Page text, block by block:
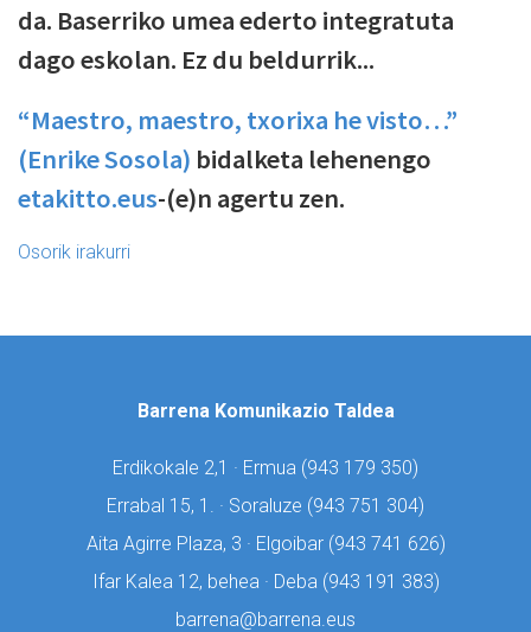
da. Baserriko umea ederto integratuta
dago eskolan. Ez du beldurrik...
“Maestro, maestro, txorixa he visto…”
(Enrike Sosola) bidalketa lehenengo
etakitto.eus-(e)n agertu zen.
Osorik irakurri
Barrena Komunikazio Taldea
Erdikokale 2,1 · Ermua (943 179 350)
Errabal 15, 1. · Soraluze (943 751 304)
Aita Agirre Plaza, 3 · Elgoibar (943 741 626)
Ifar Kalea 12, behea · Deba (943 191 383)
barrena@barrena.eus